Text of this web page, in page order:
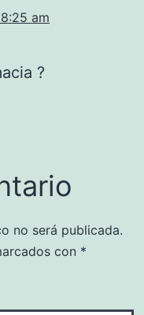
am
?
no será publicada.
con *